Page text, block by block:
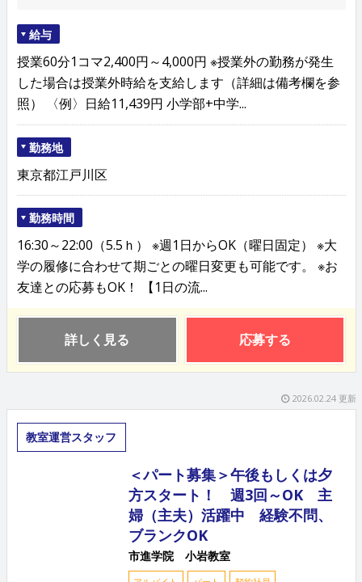
給与
授業60分1コマ2,400円～4,000円 ※授業外の勤務が発生
した場合は授業外時給を支給します（詳細は備考欄を参
照） 〈例〉日給11,439円 小学部+中学...
勤務地
東京都江戸川区
勤務時間
16:30～22:00（5.5ｈ） ※週1日からOK（曜日固定） ※大
学の履修に合わせて期ごとの曜日変更も可能です。 ※お
友達との応募もOK！ 【1日の流...
詳しく見る 応募する
2026.02.24 更新
教室運営スタッフ
＜パート募集＞午後もしくは夕
方スタート！ 週3回～OK 主
婦（主夫）活躍中 経験不問、
ブランクOK
市進学院 小岩教室